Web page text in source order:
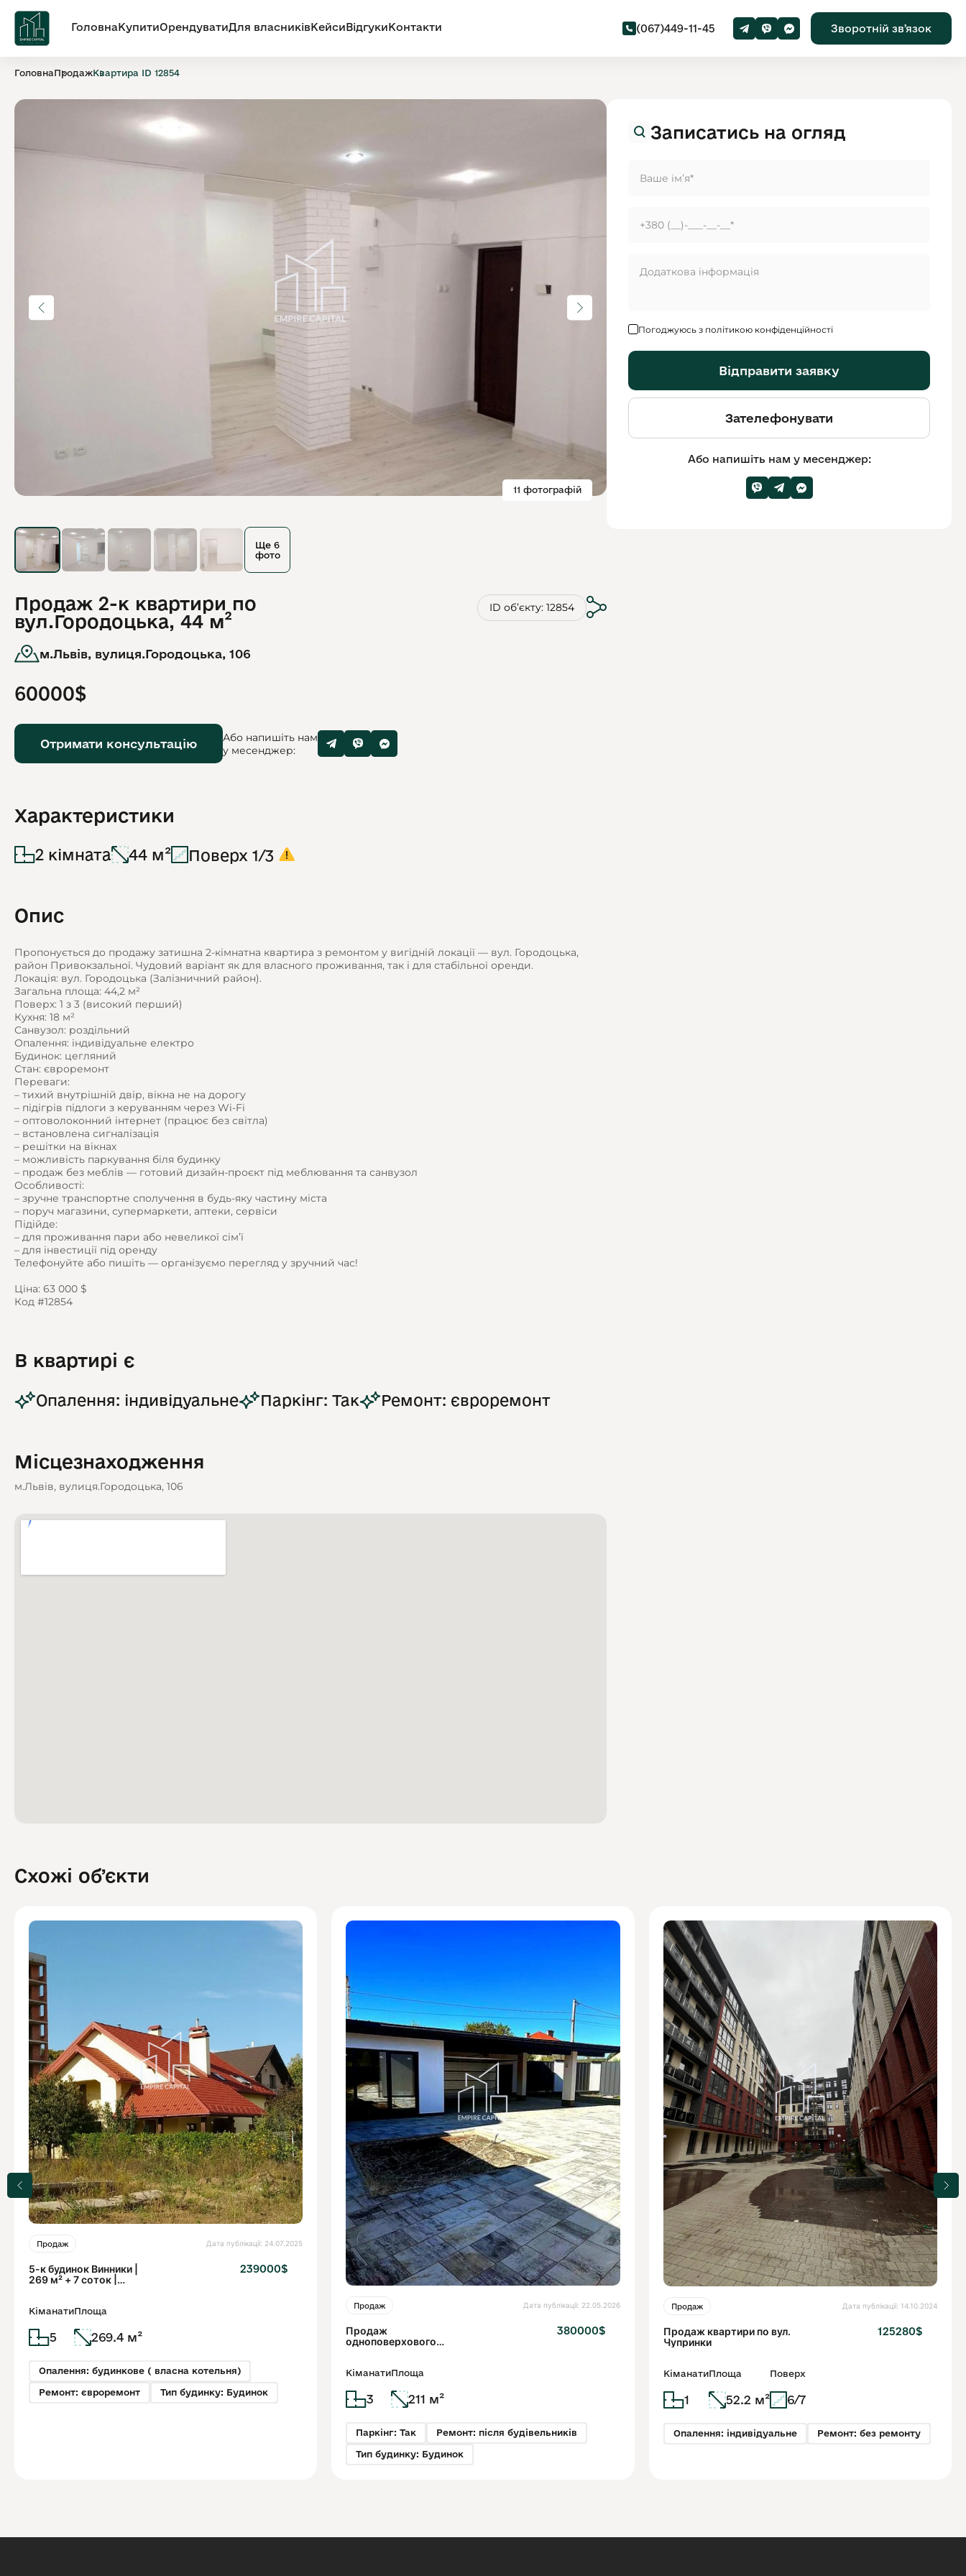
ГоловнаКупитиОрендуватиДля власниківКейсиВідгукиКонтакти (067)449-11-45 Зворотній звʼязок
ГоловнаПродажКвартира ID 12854
11 фотографій
Ще 6
фото
Продаж 2-к квартири по
вул.Городоцька, 44 м²
м.Львів, вулиця.Городоцька, 106
ID обʼєкту: 12854
60000$
Отримати консультацію
Або напишіть нам
у месенджер:
Характеристики
2 кімната 44 м² Поверх 1/3
Опис
Пропонується до продажу затишна 2-кімнатна квартира з ремонтом у вигідній локації — вул. Городоцька,
район Привокзальної. Чудовий варіант як для власного проживання, так і для стабільної оренди.
Локація: вул. Городоцька (Залізничний район).
Загальна площа: 44,2 м²
Поверх: 1 з 3 (високий перший)
Кухня: 18 м²
Санвузол: роздільний
Опалення: індивідуальне електро
Будинок: цегляний
Стан: євроремонт
Переваги:
– тихий внутрішній двір, вікна не на дорогу
– підігрів підлоги з керуванням через Wi-Fi
– оптоволоконний інтернет (працює без світла)
– встановлена сигналізація
– решітки на вікнах
– можливість паркування біля будинку
– продаж без меблів — готовий дизайн-проєкт під меблювання та санвузол
Особливості:
– зручне транспортне сполучення в будь-яку частину міста
– поруч магазини, супермаркети, аптеки, сервіси
Підійде:
– для проживання пари або невеликої сім’ї
– для інвестиції під оренду
Телефонуйте або пишіть — організуємо перегляд у зручний час!
Ціна: 63 000 $
Код #12854
В квартирі є
Опалення: індивідуальне Паркінг: Так Ремонт: євроремонт
Місцезнаходження
м.Львів, вулиця.Городоцька, 106
Записатись на огляд
Погоджуюсь з політикою конфіденційності
Відправити заявку
Зателефонувати
Або напишіть нам у месенджер:
Схожі обʼєкти
Продаж Дата публікації: 24.07.2025
5-к будинок Винники |
269 м² + 7 соток |
239000$
Кіманати
5
Площа
269.4 м²
Опалення: будинкове ( власна котельня)
Ремонт: євроремонт Тип будинку: Будинок
Продаж Дата публікації: 22.05.2026
Продаж
одноповерхового
380000$
Кіманати
3
Площа
211 м²
Паркінг: Так Ремонт: після будівельників
Тип будинку: Будинок
Продаж Дата публікації: 14.10.2024
Продаж квартири по вул.
Чупринки
125280$
Кіманати
1
Площа
52.2 м²
Поверх
6/7
Опалення: індивідуальне Ремонт: без ремонту